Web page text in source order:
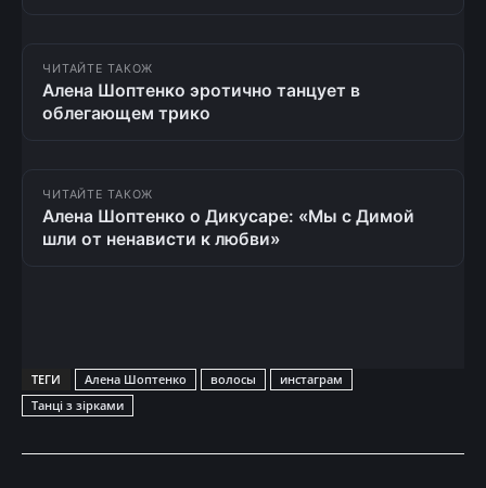
ЧИТАЙТЕ ТАКОЖ
Алена Шоптенко эротично танцует в
облегающем трико
ЧИТАЙТЕ ТАКОЖ
Алена Шоптенко о Дикусаре: «Мы с Димой
шли от ненависти к любви»
ТЕГИ Алена Шоптенко волосы
инстаграм
Танці з зірками